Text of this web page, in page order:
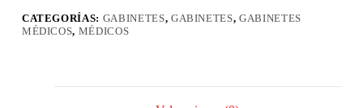
CATEGORÍAS: GABINETES, GABINETES,GABINETES
MÉDICOS, MÉDICOS